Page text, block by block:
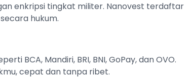
enkripsi tingkat militer. Nanovest terdaftar
hukum.
BCA, Mandiri, BRI, BNI, GoPay, dan OVO.
cepat dan tanpa ribet.